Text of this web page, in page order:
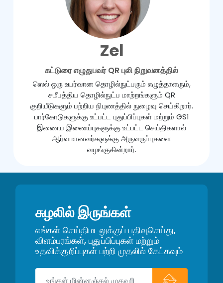
Zel
கட்டுரை எழுதுபவர் QR புலி நிறுவனத்தில்
ஸெல் ஒரு உயர்வான தொழில்நுட்பரும் எழுத்தாளரும்,
சமீபத்திய தொழில்நுட்ப மாற்றங்களும் QR
குறியீடுகளும் பற்றிய நிபுணத்தில் நுழைவு செய்கிறார்.
பார்கோடுகளுக்கு உட்பட்ட புதுப்பிப்புகள் மற்றும் GS1
இணைய இணைப்புகளுக்கு உட்பட்ட செய்திகளால்
ஆர்வமானவர்களுக்கு அருவருப்புகளை
வழங்குகின்றார்.
சுழலில் இருங்கள்
எங்கள் செய்திமடலுக்குப் பதிவுசெய்து,
விளம்பரங்கள், புதுப்பிப்புகள் மற்றும்
உதவிக்குறிப்புகள் பற்றி முதலில் கேட்கவும்